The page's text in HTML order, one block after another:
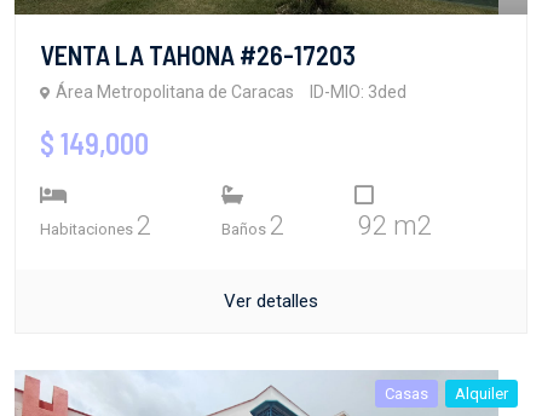
VENTA LA TAHONA #26-17203
Área Metropolitana de Caracas ID-MIO: 3ded
$ 149,000
Habitaciones 2 Baños 2 92 m2
Ver detalles
Casas Alquiler